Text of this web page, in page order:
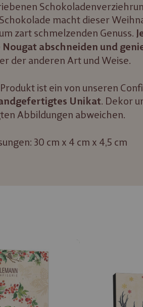
macht dieser
zart schmelzenden Genuss.
Nougat abschneiden und
der anderen Art und Weise.
ist ein von unseren
Unikat. Dekor
Abbildungen abweichen.
30 cm x 4 cm x 4,5 cm